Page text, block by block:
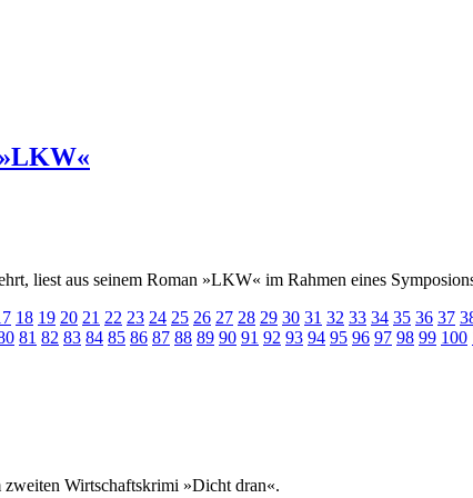
liest aus seinem Roman »LKW« im Rahmen eines
18 19 20 21 22 23 24 25 26 27 28 29 30 31 32 33 34 35 36 37
81 82 83 84 85 86 87 88 89 90 91 92 93 94 95 96 97 98 99 100
Wirtschaftskrimi »Dicht dran«.